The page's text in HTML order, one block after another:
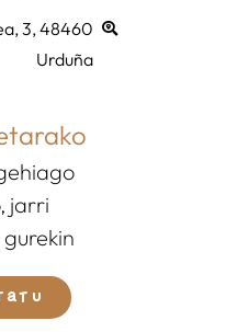
3, 48460
Urduña
jarri